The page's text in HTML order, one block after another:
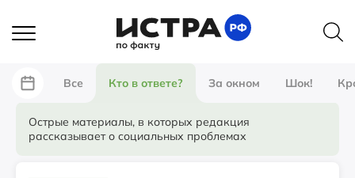
Все Кто в ответе? За окном Шок!
Острые материалы, в которых редакция
рассказывает о социальных проблемах